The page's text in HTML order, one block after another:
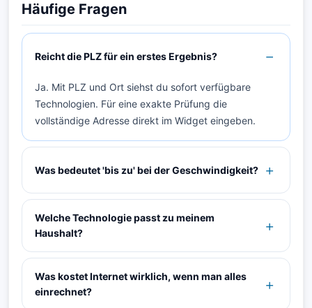
Häufige Fragen
Reicht die PLZ für ein erstes Ergebnis?
Ja. Mit PLZ und Ort siehst du sofort verfügbare
Technologien. Für eine exakte Prüfung die
vollständige Adresse direkt im Widget eingeben.
Was bedeutet 'bis zu' bei der Geschwindigkeit?
Welche Technologie passt zu meinem
Haushalt?
Was kostet Internet wirklich, wenn man alles
einrechnet?